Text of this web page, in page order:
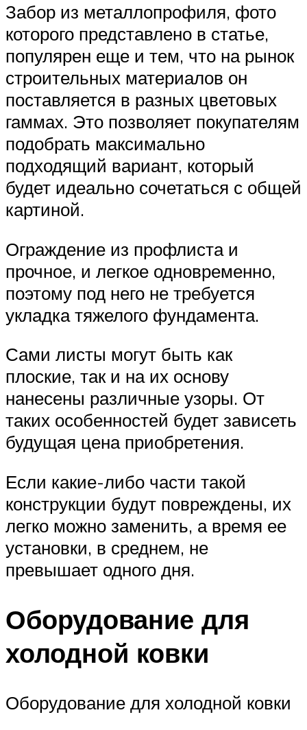
Забор из металлопрофиля, фото
которого представлено в статье,
популярен еще и тем, что на рынок
строительных материалов он
поставляется в разных цветовых
гаммах. Это позволяет покупателям
подобрать максимально
подходящий вариант, который
будет идеально сочетаться с общей
картиной.
Ограждение из профлиста и
прочное, и легкое одновременно,
поэтому под него не требуется
укладка тяжелого фундамента.
Сами листы могут быть как
плоские, так и на их основу
нанесены различные узоры. От
таких особенностей будет зависеть
будущая цена приобретения.
Если какие-либо части такой
конструкции будут повреждены, их
легко можно заменить, а время ее
установки, в среднем, не
превышает одного дня.
Оборудование для
холодной ковки
Оборудование для холодной ковки